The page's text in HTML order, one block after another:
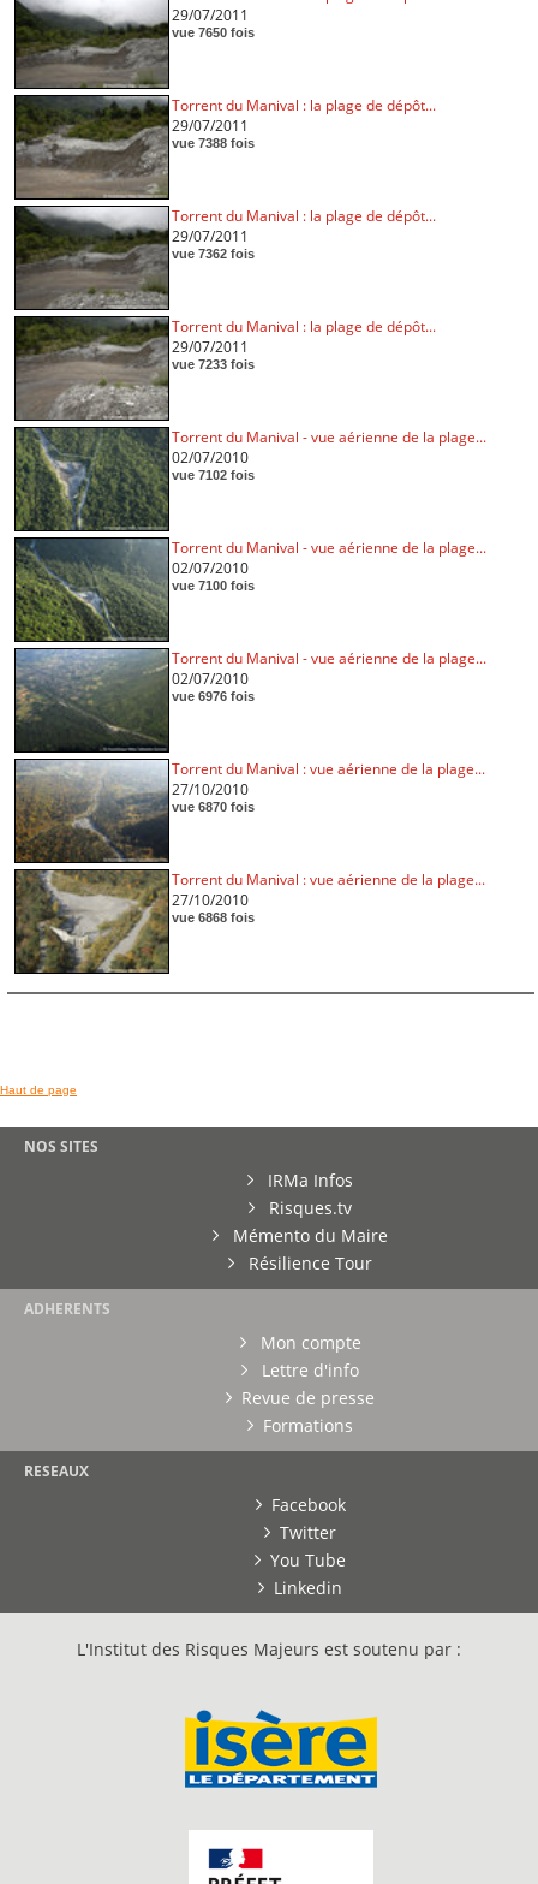
29/07/2011
vue 7650 fois
Torrent du Manival : la plage de dépôt...
29/07/2011
vue 7388 fois
Torrent du Manival : la plage de dépôt...
29/07/2011
vue 7362 fois
Torrent du Manival : la plage de dépôt...
29/07/2011
vue 7233 fois
Torrent du Manival - vue aérienne de la plage...
02/07/2010
vue 7102 fois
Torrent du Manival - vue aérienne de la plage...
02/07/2010
vue 7100 fois
Torrent du Manival - vue aérienne de la plage...
02/07/2010
vue 6976 fois
Torrent du Manival : vue aérienne de la plage...
27/10/2010
vue 6870 fois
Torrent du Manival : vue aérienne de la plage...
27/10/2010
vue 6868 fois
Haut de page
NOS SITES
IRMa Infos
Risques.tv
Mémento du Maire
Résilience Tour
ADHERENTS
Mon compte
Lettre d'info
Revue de presse
Formations
RESEAUX
Facebook
Twitter
You Tube
Linkedin
L'Institut des Risques Majeurs est soutenu par :